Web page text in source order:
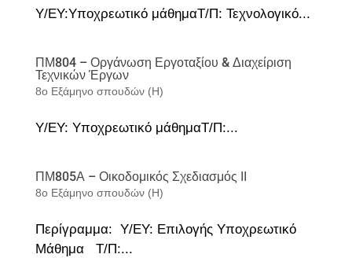
Υ/ΕΥ:Υποχρεωτικό μάθημαΤ/Π: Τεχνολογικό...
ΠΜ804 – Οργάνωση Εργοταξίου & Διαχείριση
Τεχνικών Έργων
8ο Εξάμηνο σπουδών (Η)
Υ/ΕΥ: Υποχρεωτικό μάθημαΤ/Π:...
ΠΜ805Α – Οικοδομικός Σχεδιασμός ΙΙ
8ο Εξάμηνο σπουδών (Η)
Περίγραμμα: Υ/ΕΥ: Επιλογής Υποχρεωτικό
Μάθημα Τ/Π:...